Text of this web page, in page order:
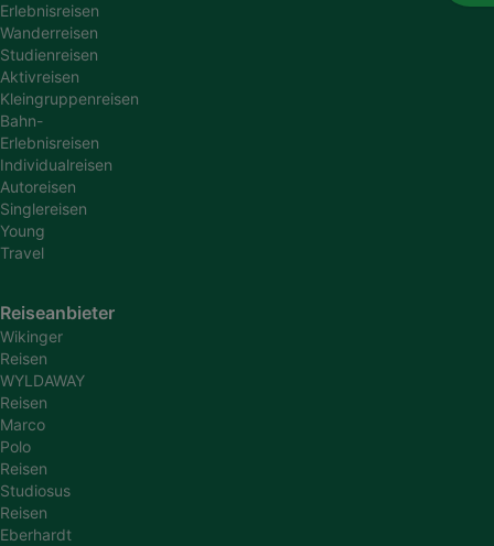
Erlebnisreisen
Wanderreisen
Studienreisen
Aktivreisen
Kleingruppenreisen
Bahn-
Erlebnisreisen
Individualreisen
Autoreisen
Singlereisen
Young
Travel
Reiseanbieter
Wikinger
Reisen
WYLDAWAY
Reisen
Marco
Polo
Reisen
Studiosus
Reisen
Eberhardt